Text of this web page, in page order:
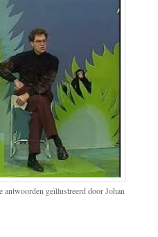
antwoorden geïllustreerd door Johan